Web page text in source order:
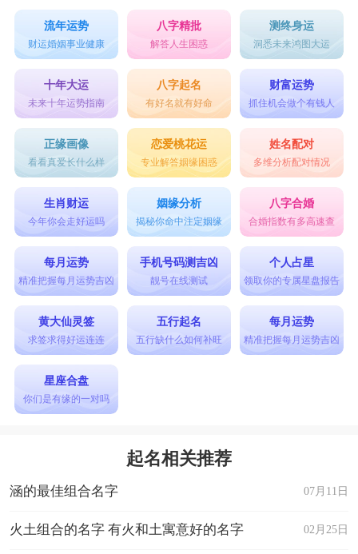
流年运势
财运婚姻事业健康
八字精批
解答人生困惑
测终身运
洞悉未来鸿图大运
十年大运
未来十年运势指南
八字起名
有好名就有好命
财富运势
抓住机会做个有钱人
正缘画像
看看真爱长什么样
恋爱桃花运
专业解答姻缘困惑
姓名配对
多维分析配对情况
生肖财运
今年你会走好运吗
姻缘分析
揭秘你命中注定姻缘
八字合婚
合婚指数有多高速查
每月运势
精准把握每月运势吉凶
手机号码测吉凶
靓号在线测试
个人占星
领取你的专属星盘报告
黄大仙灵签
求签求得好运连连
五行起名
五行缺什么如何补旺
每月运势
精准把握每月运势吉凶
星座合盘
你们是有缘的一对吗
起名相关推荐
07月11日
涵的最佳组合名字
02月25日
火土组合的名字 有火和土寓意好的名字